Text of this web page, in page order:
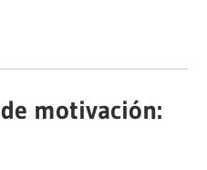
motivación: